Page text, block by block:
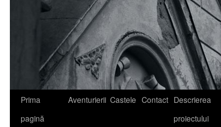
Prima
pagină
Aventurierii Castele Contact Descrierea
proiectului